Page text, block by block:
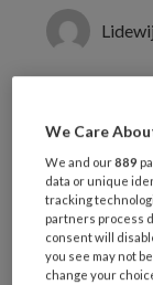
‘laatste
Deze
een
We Care
We and our889
data or unique
tracking
partners process
consent will
you see may not
change your